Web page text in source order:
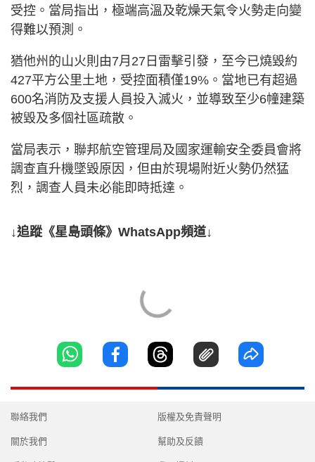
受控。當局指出，極端高溫及乾燥天氣令火勢走向變
得難以預測。
猶他州的山火則由7月27日雷擊引發，至今已燒毀約
427平方公里土地，受控面積僅19%。當地已有超過
600名消防及支援人員投入滅火，並導致至少6幢建築
被毀及多個社區疏散。
當局表示，聯邦航空管理局及國家運輸安全委員會將
調查直升機墜毀原因，但由於現場附近火勢仍然猛
烈，調查人員未必能即時抵達。
↓追蹤《星島頭條》WhatsApp頻道↓
聯絡我們
關於我們
版權及免責聲明
幫助及反饋